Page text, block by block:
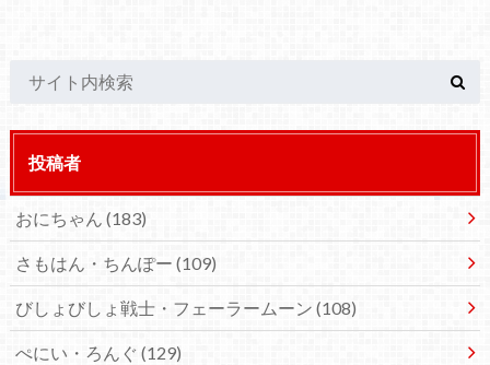
投稿者
おにちゃん (183)
さもはん・ちんぽー (109)
びしょびしょ戦士・フェーラームーン (108)
ぺにい・ろんぐ (129)